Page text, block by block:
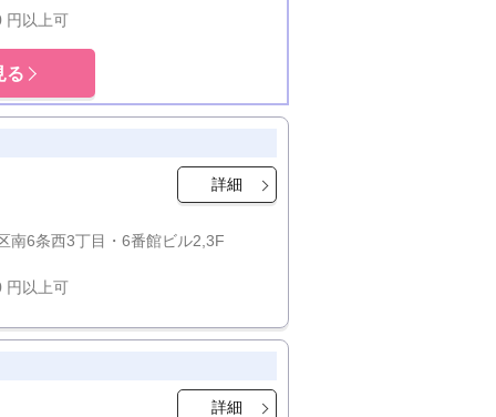
円以上可
る
詳細
南6条西3丁目・6番館ビル2,3F
円以上可
詳細